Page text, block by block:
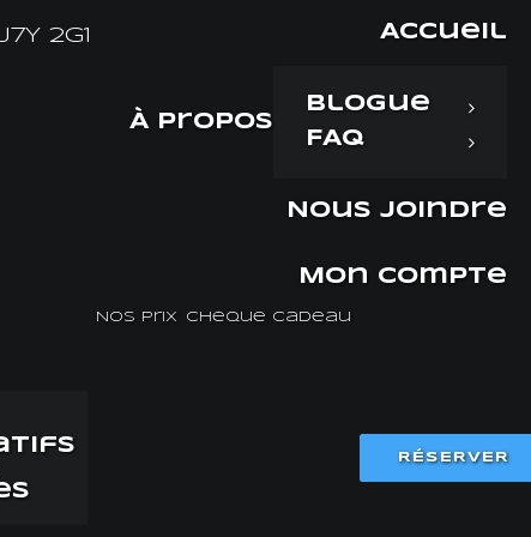
2G1 Accueil
À propos
Blogue
FAQ
Nous joindre
Mon compte
Nos prix Chèque cadeau
RÉSERVER